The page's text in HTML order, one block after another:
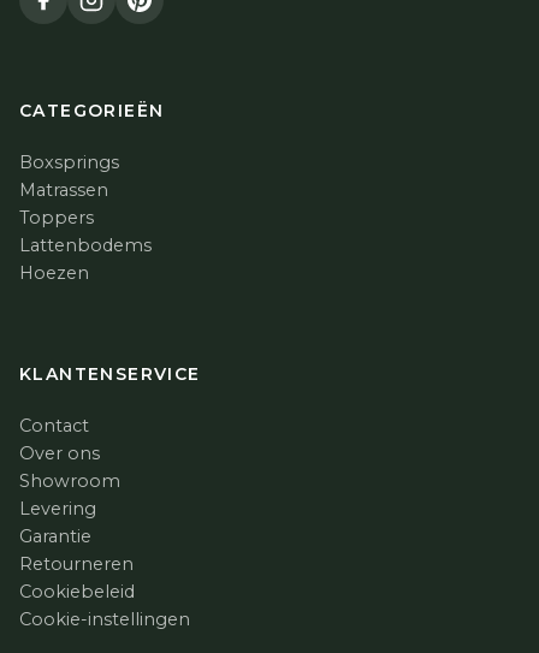
CATEGORIEËN
Boxsprings
Matrassen
Toppers
Lattenbodems
Hoezen
KLANTENSERVICE
Contact
Over ons
Showroom
Levering
Garantie
Retourneren
Cookiebeleid
Cookie-instellingen